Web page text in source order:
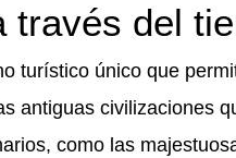
través del
turístico único que
antiguas civilizaciones
como las